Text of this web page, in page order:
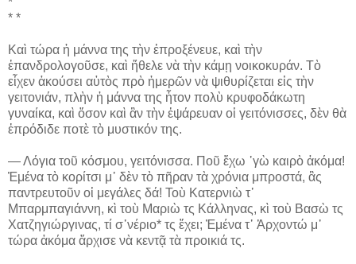
* *
Καὶ τώρα ἡ μάννα της τὴν ἐπροξένευε, καὶ τὴν
ἐπανδρολογοῦσε, καὶ ἤθελε νὰ τὴν κάμῃ νοικοκυράν. Τὸ
εἶχεν ἀκούσει αὐτὸς πρὸ ἡμερῶν νὰ ψιθυρίζεται εἰς τὴν
γειτονιάν, πλὴν ἡ μάννα της ἦτον πολὺ κρυφοδάκωτη
γυναίκα, καὶ ὅσον καὶ ἂν τὴν ἐψάρευαν οἱ γειτόνισσες, δὲν θὰ
ἐπρόδιδε ποτὲ τὸ μυστικόν της.
― Λόγια τοῦ κόσμου, γειτόνισσα. Ποῦ ἔχω ᾽γὼ καιρὸ ἀκόμα!
Ἐμένα τὸ κορίτσι μ᾽ δὲν τὸ πῆραν τὰ χρόνια μπροστά, ἂς
παντρευτοῦν οἱ μεγάλες δά! Τοὺ Κατερνιὼ τ᾽
Μπαρμπαγιάννη, κὶ τοὺ Μαριὼ τς Κάλληνας, κὶ τοὺ Βασὼ τς
Χατζηγιώργινας, τί σ᾽νέριο* τς ἔχει; Ἐμένα τ᾽ Ἀρχοντώ μ᾽
τώρα ἀκόμα ἄρχισε νὰ κεντᾷ τὰ προικιά τς.